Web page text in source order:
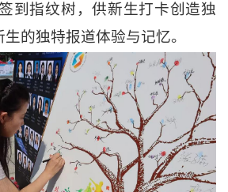
到指纹树，供新生打卡创造独
的独特报道体验与记忆。